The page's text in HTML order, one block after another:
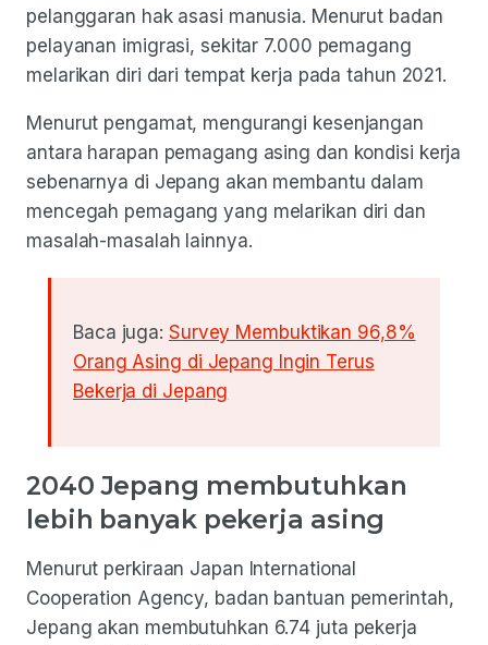
pelanggaran hak asasi manusia. Menurut badan
pelayanan imigrasi, sekitar 7.000 pemagang
melarikan diri dari tempat kerja pada tahun 2021.
Menurut pengamat, mengurangi kesenjangan
antara harapan pemagang asing dan kondisi kerja
sebenarnya di Jepang akan membantu dalam
mencegah pemagang yang melarikan diri dan
masalah-masalah lainnya.
Baca juga: Survey Membuktikan 96,8%
Orang Asing di Jepang Ingin Terus
Bekerja di Jepang
2040 Jepang membutuhkan
lebih banyak pekerja asing
Menurut perkiraan Japan International
Cooperation Agency, badan bantuan pemerintah,
Jepang akan membutuhkan 6.74 juta pekerja